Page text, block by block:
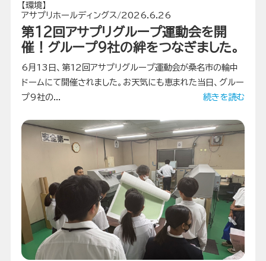
【環境】
アサプリホールディングス/2026.6.26
第12回アサプリグループ運動会を開
催！グループ9社の絆をつなぎました。
6月13日、第12回アサプリグループ運動会が桑名市の輪中
ドームにて開催されました。お天気にも恵まれた当日、グルー
プ9社の...
続きを読む